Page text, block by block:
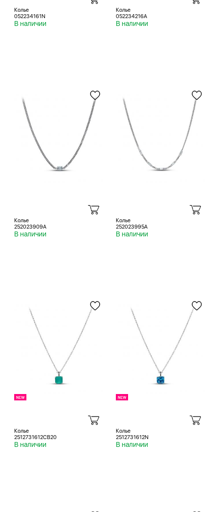
Колье
052234161N
В наличии
Колье
052234216A
В наличии
Колье
252023909A
В наличии
Колье
252023995A
В наличии
Колье
2512731612CB20
В наличии
Колье
2512731612N
В наличии